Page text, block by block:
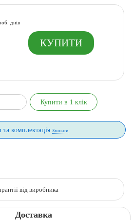
днів
та комплектаціяЗмінити
від виробника
Доставка